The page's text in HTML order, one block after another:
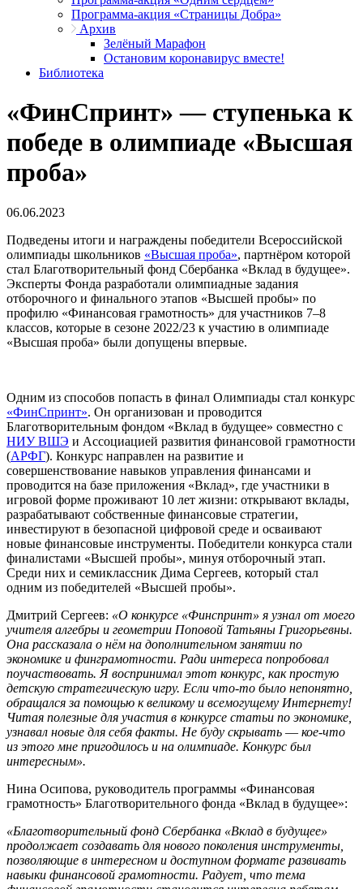
Программа-акция «Страницы Добра»
Архив
Зелёный Марафон
Остановим коронавирус вместе!
Библиотека
«ФинСпринт» ― ступенька к
победе в олимпиаде «Высшая
проба»
06.06.2023
Подведены итоги и награждены победители Всероссийской
олимпиады школьников «Высшая проба», партнёром которой
стал Благотворительный фонд Сбербанка «Вклад в будущее».
Эксперты Фонда разработали олимпиадные задания
отборочного и финального этапов «Высшей пробы» по
профилю «Финансовая грамотность» для участников 7–8
классов, которые в сезоне 2022/23 к участию в олимпиаде
«Высшая проба» были допущены впервые.
Одним из способов попасть в финал Олимпиады стал конкурс
«ФинСпринт». Он организован и проводится
Благотворительным фондом «Вклад в будущее» совместно с
НИУ ВШЭ и Ассоциацией развития финансовой грамотности
(АРФГ). Конкурс направлен на развитие и
совершенствование навыков управления финансами и
проводится на базе приложения «Вклад», где участники в
игровой форме проживают 10 лет жизни: открывают вклады,
разрабатывают собственные финансовые стратегии,
инвестируют в безопасной цифровой среде и осваивают
новые финансовые инструменты. Победители конкурса стали
финалистами «Высшей пробы», минуя отборочный этап.
Среди них и семиклассник Дима Сергеев, который стал
одним из победителей «Высшей пробы».
Дмитрий Сергеев: «О конкурсе «Финспринт» я узнал от моего
учителя алгебры и геометрии Поповой Татьяны Григорьевны.
Она рассказала о нём на дополнительном занятии по
экономике и финграмотности. Ради интереса попробовал
поучаствовать. Я воспринимал этот конкурс, как простую
детскую стратегическую игру. Если что-то было непонятно,
обращался за помощью к великому и всемогущему Интернету!
Читая полезные для участия в конкурсе статьи по экономике,
узнавал новые для себя факты. Не буду скрывать ― кое-что
из этого мне пригодилось и на олимпиаде. Конкурс был
интересным».
Нина Осипова, руководитель программы «Финансовая
грамотность» Благотворительного фонда «Вклад в будущее»:
«Благотворительный фонд Сбербанка «Вклад в будущее»
продолжает создавать для нового поколения инструменты,
позволяющие в интересном и доступном формате развивать
навыки финансовой грамотности. Радует, что тема